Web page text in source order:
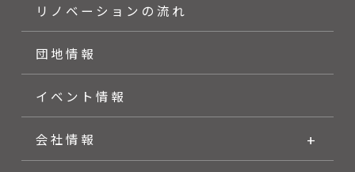
リノベーションの流れ
団地情報
イベント情報
会社情報